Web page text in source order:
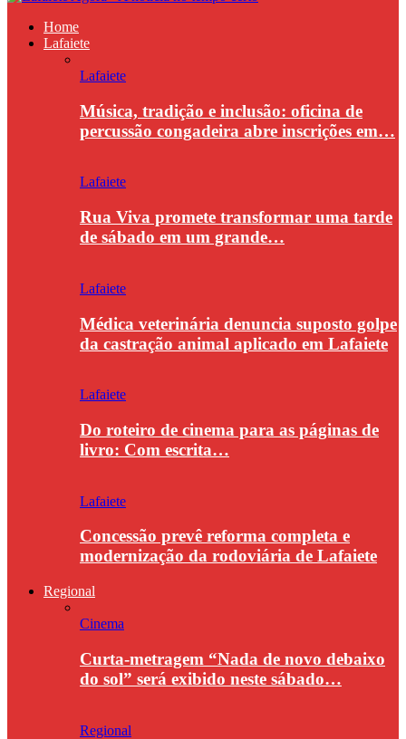
Home
Lafaiete
Lafaiete
Música, tradição e inclusão: oficina de
percussão congadeira abre inscrições em…
Lafaiete
Rua Viva promete transformar uma tarde
de sábado em um grande…
Lafaiete
Médica veterinária denuncia suposto golpe
da castração animal aplicado em Lafaiete
Lafaiete
Do roteiro de cinema para as páginas de
livro: Com escrita…
Lafaiete
Concessão prevê reforma completa e
modernização da rodoviária de Lafaiete
Regional
Cinema
Curta-metragem “Nada de novo debaixo
do sol” será exibido neste sábado…
Regional